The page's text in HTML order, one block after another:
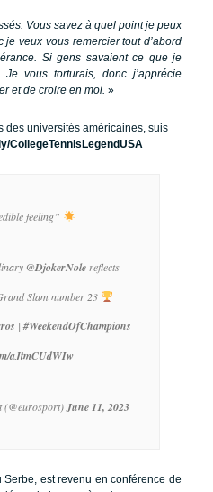
Vous savez à quel point je peux
veux vous remercier tout d’abord
Si gens savaient ce que je
vous torturais, donc j’apprécie
et de croire en moi. »
des universités américaines, suis
CollegeTennisLegendUSA
feeling”
@DjokerNole reflects
Slam number 23
|#WeekendOfChampions
aJtmCUdWIw
June 11, 2023
Serbe, est revenu en conférence de